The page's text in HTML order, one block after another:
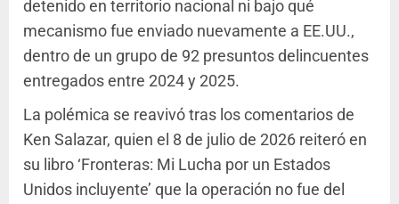
detenido en territorio nacional ni bajo qué
mecanismo fue enviado nuevamente a EE.UU.,
dentro de un grupo de 92 presuntos delincuentes
entregados entre 2024 y 2025.
La polémica se reavivó tras los comentarios de
Ken Salazar, quien el 8 de julio de 2026 reiteró en
su libro ‘Fronteras: Mi Lucha por un Estados
Unidos incluyente’ que la operación no fue del